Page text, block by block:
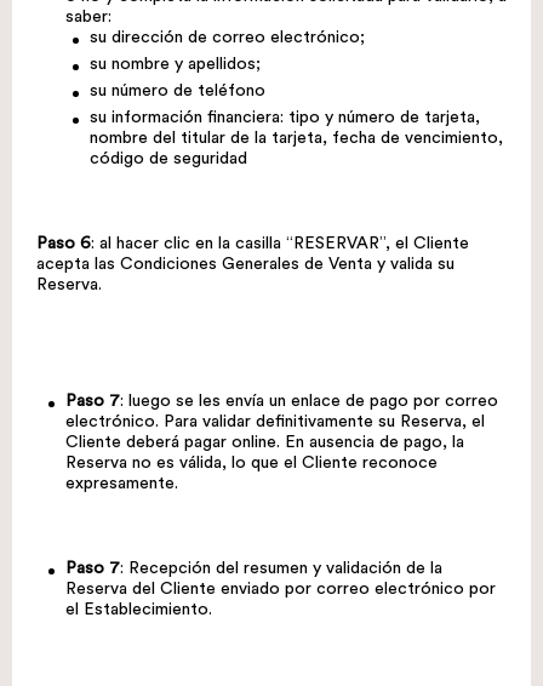
saber:
su dirección de correo electrónico;
su nombre y apellidos;
su número de teléfono
su información financiera: tipo y número de tarjeta,
nombre del titular de la tarjeta, fecha de vencimiento,
código de seguridad
Paso 6: al hacer clic en la casilla “RESERVAR”, el Cliente
acepta las Condiciones Generales de Venta y valida su
Reserva.
Paso 7: luego se les envía un enlace de pago por correo
electrónico. Para validar definitivamente su Reserva, el
Cliente deberá pagar online. En ausencia de pago, la
Reserva no es válida, lo que el Cliente reconoce
expresamente.
Paso 7: Recepción del resumen y validación de la
Reserva del Cliente enviado por correo electrónico por
el Establecimiento.